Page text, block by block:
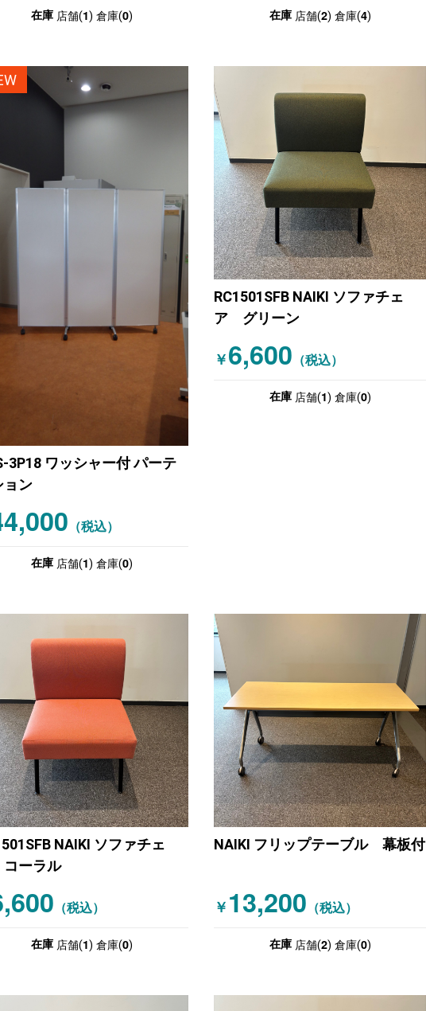
在庫 店舗(1) 倉庫(0) 在庫 店舗(2) 倉庫(4)
3P18 ワッシャー付 パーテ
ョン
（税込）
在庫 店舗(1) 倉庫(0)
RC1501SFB NAIKI ソファチェ
ア グリーン
￥6,600 （税込）
在庫 店舗(1) 倉庫(0)
NAIKI ソファチェ
ーラル
（税込）
在庫 店舗(1) 倉庫(0)
NAIKI フリップテーブル 幕板付
￥ 13,200 （税込）
在庫 店舗(2) 倉庫(0)